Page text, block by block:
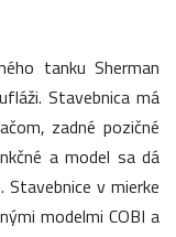
tanku Sherman
Stavebnica má
zadné pozičné
a model sa dá
Stavebnice v mierke
modelmi COBI a